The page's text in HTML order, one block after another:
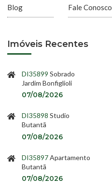
Blog Fale Conosco
Imóveis Recentes
DI35899 Sobrado
Jardim Bonfiglioli
07/08/2026
DI35898 Studio
Butantã
07/08/2026
DI35897Apartamento
Butantã
07/08/2026